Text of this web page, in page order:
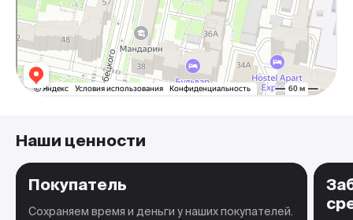
Наши ценности
Покупатель
Сохраняем время и деньги у наших покупателей.